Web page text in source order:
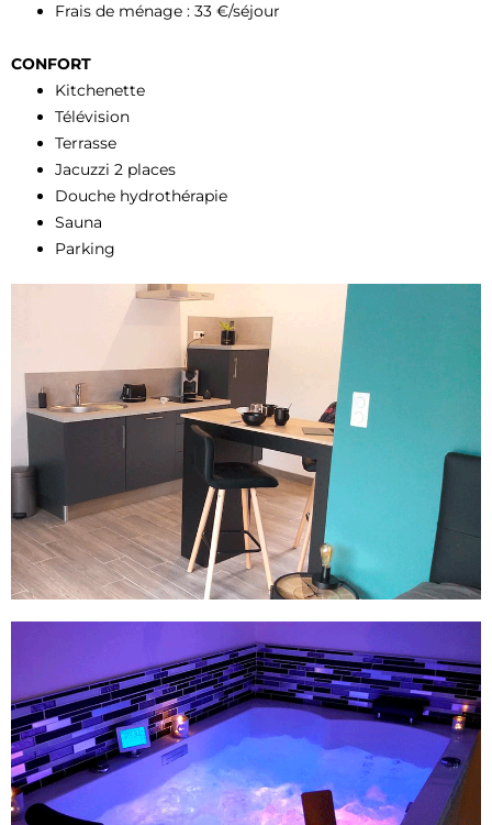
Frais de ménage : 33 €/séjour
CONFORT
Kitchenette
Télévision
Terrasse
Jacuzzi 2 places
Douche hydrothérapie
Sauna
Parking